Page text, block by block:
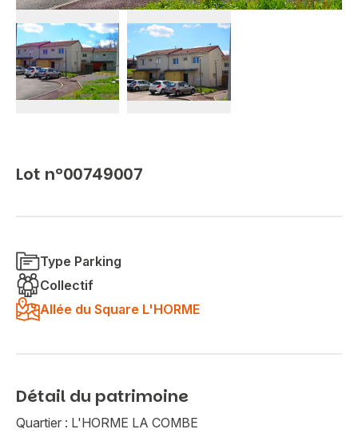
Lot n°00749007
Type Parking
Collectif
Allée du Square L'HORME
Détail du patrimoine
Quartier : L'HORME LA COMBE